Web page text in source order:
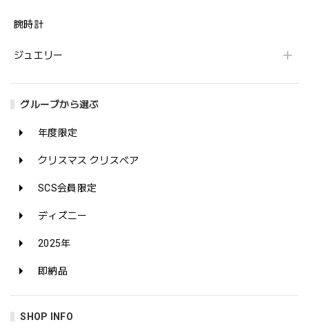
腕時計
ジュエリー
グループから選ぶ
年度限定
クリスマス クリスベア
SCS会員限定
ディズニー
2025年
即納品
SHOP INFO